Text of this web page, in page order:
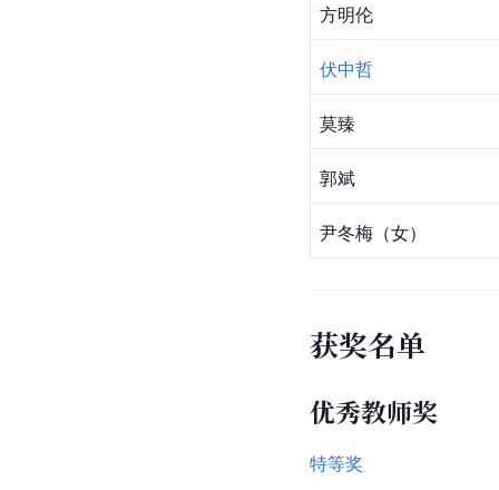
方明伦
伏中哲
莫臻
郭斌
尹冬梅（女）
获奖名单
优秀教师奖
特等奖